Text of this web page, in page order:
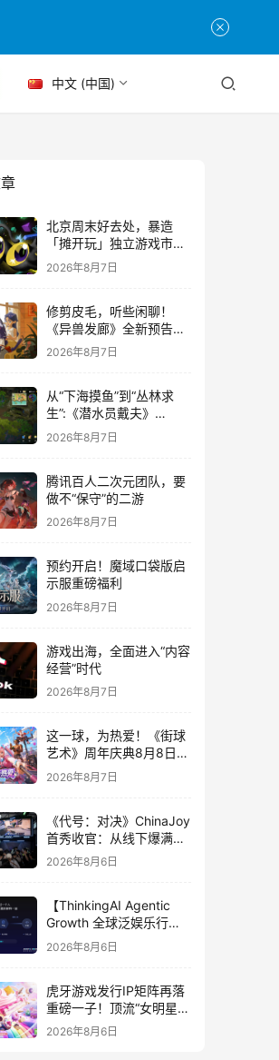
中文 (中国)
北京周末好去处，暴造
「摊开玩」独立游戏市集
正式开票！
2026年8月7日
修剪皮毛，听些闲聊！
《异兽发廊》全新预告与
Steam免费试玩公开
2026年8月7日
从“下海摸鱼”到“丛林求
生”:《潜水员戴夫》
DLC《丛林》移动端定档
8月14日
2026年8月7日
腾讯百人二次元团队，要
做不“保守”的二游
2026年8月7日
预约开启！魔域口袋版启
示服重磅福利
2026年8月7日
游戏出海，全面进入“内容
经营”时代
2026年8月7日
这一球，为热爱！《街球
艺术》周年庆典8月8日正
式上线，多重福利与全新
内容同步开启
2026年8月7日
《代号：对决》ChinaJoy
首秀收官：从线下爆满看
见玩家的真实期待
2026年8月6日
【ThinkingAI Agentic
Growth 全球泛娱乐行业
峰会】Agent 时代，人到
底负责什么
2026年8月6日
虎牙游戏发行IP矩阵再落
重磅一子！顶流“女明星”
ZANMANG LOOPY 正版
2026年8月6日